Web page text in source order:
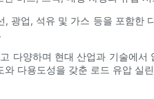
광업, 석유 및 가스 등을 포함
다양하며 현대 산업과 기술에
다용도성을 갖춘 로드 유압